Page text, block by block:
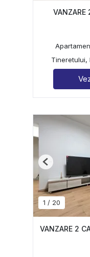
VANZARE
Tineretului,
1 / 20
Previous
VANZARE 2